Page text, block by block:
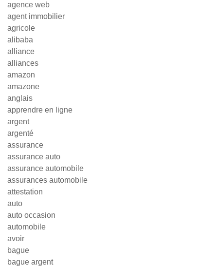
agence web
agent immobilier
agricole
alibaba
alliance
alliances
amazon
amazone
anglais
apprendre en ligne
argent
argenté
assurance
assurance auto
assurance automobile
assurances automobile
attestation
auto
auto occasion
automobile
avoir
bague
bague argent